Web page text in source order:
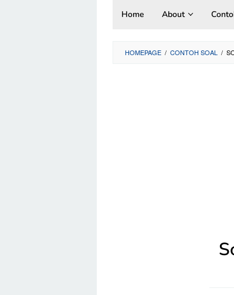
Home About
HOMEPAGE / CONTOH SOAL /